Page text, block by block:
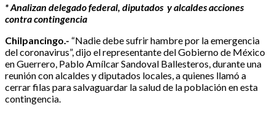
* Analizan delegado federal, diputados y alcaldes acciones
contra contingencia
Chilpancingo.- “Nadie debe sufrir hambre por la emergencia
del coronavirus”, dijo el representante del Gobierno de México
en Guerrero, Pablo Amílcar Sandoval Ballesteros, durante una
reunión con alcaldes y diputados locales, a quienes llamó a
cerrar filas para salvaguardar la salud de la población en esta
contingencia.